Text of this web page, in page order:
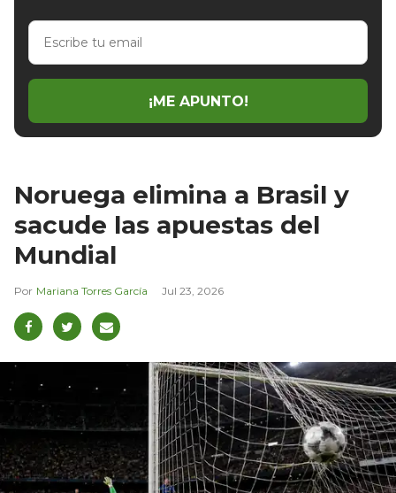
Escribe
email
¡ME APUNTO!
Noruega elimina a Brasil y
sacude las apuestas del
Mundial
Mariana Torres García Jul 23, 2026